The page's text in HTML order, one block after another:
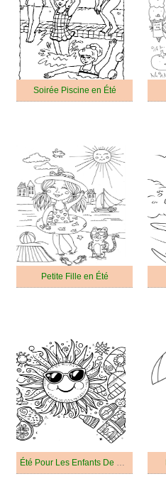
Soirée Piscine en Été
Petite Fille en Été
Été Pour Les Enfants De 1 An